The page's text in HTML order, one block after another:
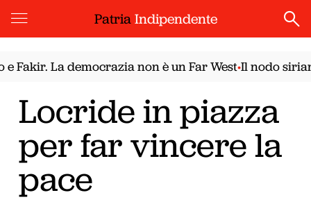
PatriaIndipendente
La democrazia non è un Far West•Il nodo siriano. Il
Locride in piazza
per far vincere la
pace